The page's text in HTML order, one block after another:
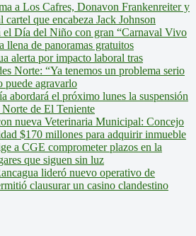
a Los Cafres, Donavon Frankenreiter y
cartel que encabeza Jack Johnson
el Día del Niño con gran “Carnaval Vivo
llena de panoramas gratuitos
alerta por impacto laboral tras
Norte: “Ya tenemos un problema serio
puede agravarlo
abordará el próximo lunes la suspensión
de El Teniente
nueva Veterinaria Municipal: Concejo
$170 millones para adquirir inmueble
a CGE comprometer plazos en la
que siguen sin luz
lideró nuevo operativo de
clausurar un casino clandestino